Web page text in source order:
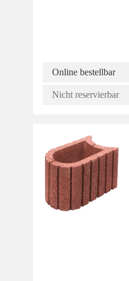
Online bestellbar
Nicht reservierbar